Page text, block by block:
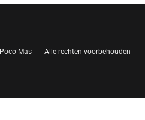
Mas | Alle rechten voorbehouden |